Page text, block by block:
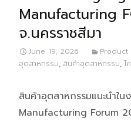
Manufacturing
จ.นครราชสีมา
June 19, 2026 Product
อุตสาหกรรม สินค้าอุตสาหกรรม โ
สินค้าอุตสาหกรรมแนะนำใ
Manufacturing Forum